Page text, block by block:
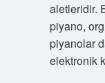
aletleridir.
piyano,
piyanolar
elektronik